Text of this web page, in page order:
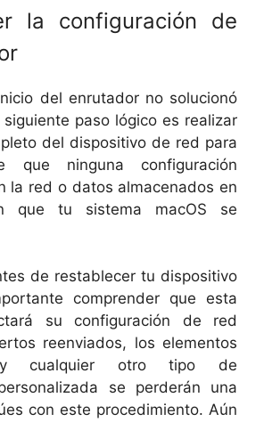
la configuración de
del enrutador no solucionó
paso lógico es realizar
del dispositivo de red para
que ninguna configuración
la red o datos almacenados en
que tu sistema macOS se
de restablecer tu dispositivo
comprender que esta
su configuración de red
reenviados, los elementos
y cualquier otro tipo de
se perderán una
con este procedimiento. Aún